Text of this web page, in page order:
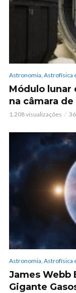
Astronomia, Astrofísica
Módulo lunar
na câmara
1.208 visualizações
Astronomia, Astrofísica
James Webb
Gigante